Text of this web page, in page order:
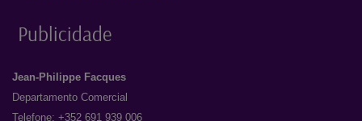
Publicidade
Jean-Philippe Facques
Departamento Comercial
Telefone: +352 691 939 006